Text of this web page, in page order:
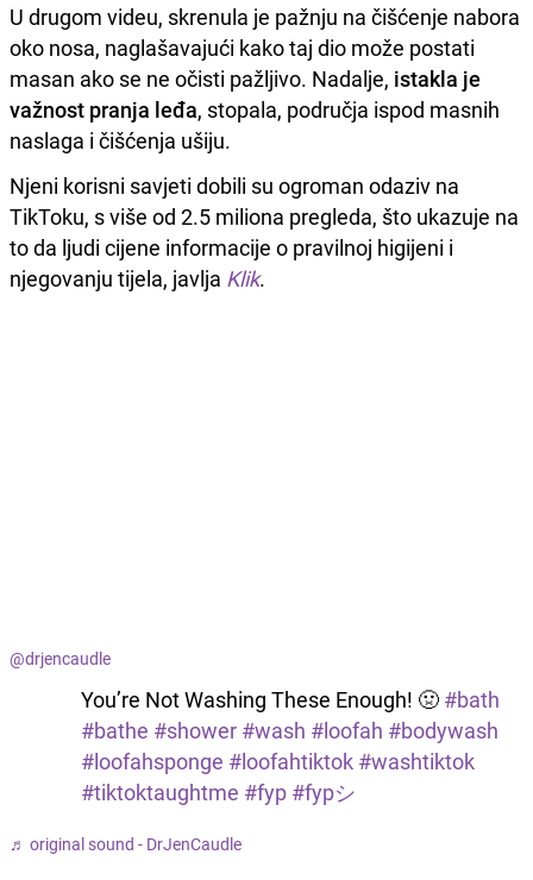
U drugom videu, skrenula je pažnju na čišćenje nabora
oko nosa, naglašavajući kako taj dio može postati
masan ako se ne očisti pažljivo. Nadalje, istakla je
važnost pranja leđa, stopala, područja ispod masnih
naslaga i čišćenja ušiju.
Njeni korisni savjeti dobili su ogroman odaziv na
TikToku, s više od 2.5 miliona pregleda, što ukazuje na
to da ljudi cijene informacije o pravilnoj higijeni i
njegovanju tijela, javlja Klik.
@drjencaudle
You’re Not Washing These Enough! 🤢 #bath
#bathe #shower #wash #loofah #bodywash
#loofahsponge #loofahtiktok #washtiktok
#tiktoktaughtme #fyp #fypシ
♬ original sound - DrJenCaudle